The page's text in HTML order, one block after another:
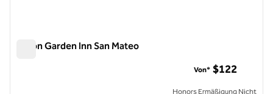
Hilton Garden Inn San Mateo
Von* $122
Honors Ermäßigung Nicht